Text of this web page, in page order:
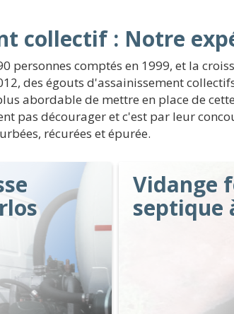
collectif : Notre
personnes comptés en 1999, et la
des égouts d'assainissement
abordable de mettre en place de
pas décourager et c'est par leur
récurées et épurée.
Vidange
septique